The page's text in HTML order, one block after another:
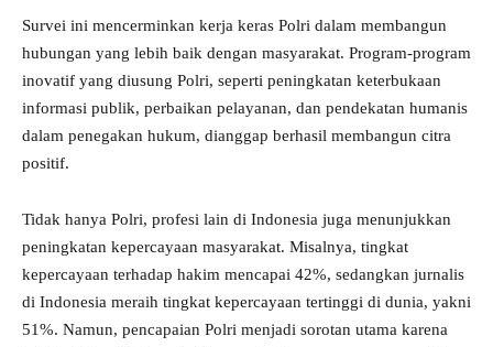
Survei ini mencerminkan kerja keras Polri dalam membangun
hubungan yang lebih baik dengan masyarakat. Program-program
inovatif yang diusung Polri, seperti peningkatan keterbukaan
informasi publik, perbaikan pelayanan, dan pendekatan humanis
dalam penegakan hukum, dianggap berhasil membangun citra
positif.
Tidak hanya Polri, profesi lain di Indonesia juga menunjukkan
peningkatan kepercayaan masyarakat. Misalnya, tingkat
kepercayaan terhadap hakim mencapai 42%, sedangkan jurnalis
di Indonesia meraih tingkat kepercayaan tertinggi di dunia, yakni
51%. Namun, pencapaian Polri menjadi sorotan utama karena